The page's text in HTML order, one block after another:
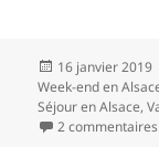
Publié
le
16 janvier 2019
Week-end en
Séjour en Alsace,
2 commentaires